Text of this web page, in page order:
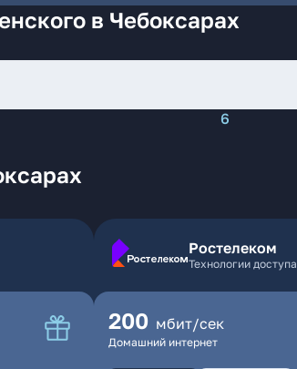
в Чебоксарах
6
Ростелеком
Технологии доступа
200 мбит/сек
Домашний интернет